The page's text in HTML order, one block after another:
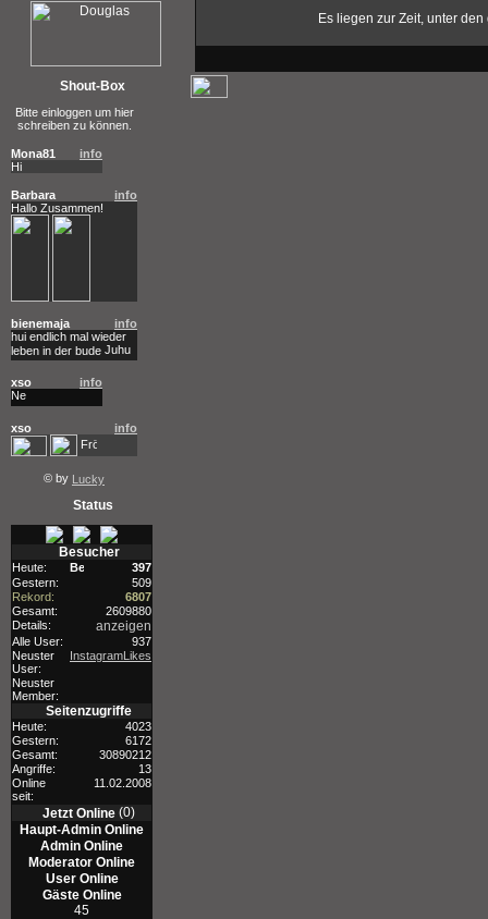
Shout-Box
Bitte einloggen um hier
schreiben zu können.
Mona81
info
Hi
Barbara
info
Hallo Zusammen!
bienemaja
info
hui endlich mal wieder
leben in der bude
xso info
xso info
© by Lucky
Status
Besucher
Heute:
397
Gestern:
509
Rekord:
6807
Gesamt:
2609880
Details:
anzeigen
Alle User:
937
Neuster
User:
InstagramLikes
Neuster
Member:
Seitenzugriffe
Heute:
4023
Gestern:
6172
Gesamt:
30890212
Angriffe:
13
Online
seit:
11.02.2008
Jetzt Online (0)
Haupt-Admin Online
Admin Online
Moderator Online
User Online
Gäste Online
45
Es liegen zur Zeit, unter